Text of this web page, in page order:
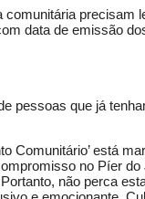
precisam
data de emissão
pessoas que já
Comunitário’ está
no Píer
não perca